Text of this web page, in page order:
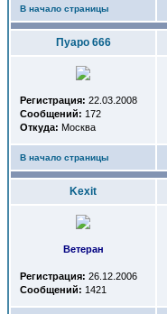
В начало страницы
Пуаро 666
Регистрация: 22.03.2008
Сообщений: 172
Откуда: Москва
В начало страницы
Kexit
Ветеран
Регистрация: 26.12.2006
Сообщений: 1421